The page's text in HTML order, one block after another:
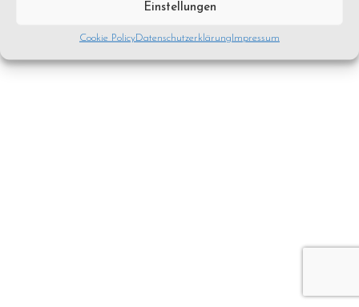
Einstellungen
Cookie PolicyDatenschutzerklärung Impressum